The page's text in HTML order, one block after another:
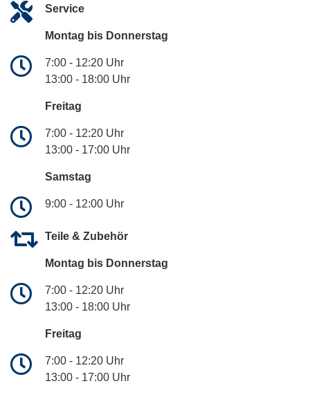
Service
Montag bis Donnerstag
7:00 - 12:20 Uhr
13:00 - 18:00 Uhr
Freitag
7:00 - 12:20 Uhr
13:00 - 17:00 Uhr
Samstag
9:00 - 12:00 Uhr
Teile & Zubehör
Montag bis Donnerstag
7:00 - 12:20 Uhr
13:00 - 18:00 Uhr
Freitag
7:00 - 12:20 Uhr
13:00 - 17:00 Uhr